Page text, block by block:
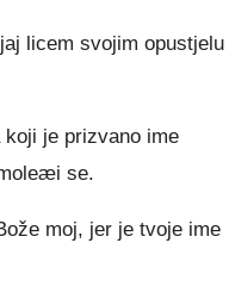
licem svojim opustjelu
je prizvano ime
se.
moj, jer je tvoje ime